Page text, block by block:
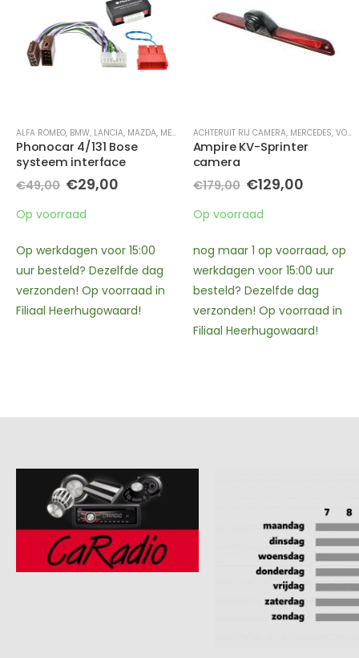
,NISSAN,PEUGEOT,PORSCHE,SAAB
ACHTERUIT RIJ CAMERA,MERCEDES, VOLKSWAGEN
Ampire KV-Sprinter
camera
€179,00 Oorspronkelijke
was:
€129,00
Op voorraad
nog maar 1 op voorraad, op
werkdagen voor 15:00 uur
besteld? Dezelfde dag
verzonden! Op voorraad in
MERCEDES
ETON MB100PX – upgrade
2-weg coaxiaal
luidsprekers voor
MERCEDES – 4 Ohm
impedantie – 2x 50 Watt
RMS
€235,00
In nabestelling
Afhalen binnen 2 – 3
werkdagen en Verzending